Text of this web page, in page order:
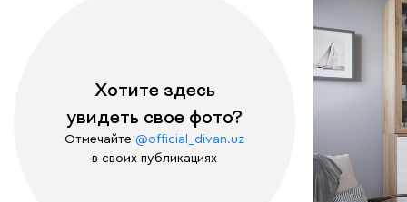
Хотите здесь
увидеть свое фото?
Отмечайте @official_divan.uz
в своих публикациях